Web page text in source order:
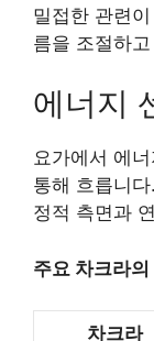
밀접한 관련
름을 조절하
에너지
요가에서 에
통해 흐릅니
정적 측면과
주요 차크라
차크라